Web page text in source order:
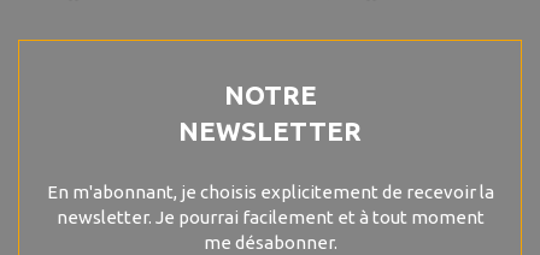
NOTRE
NEWSLETTER
En m'abonnant, je choisis explicitement de recevoir la
newsletter. Je pourrai facilement et à tout moment
me désabonner.